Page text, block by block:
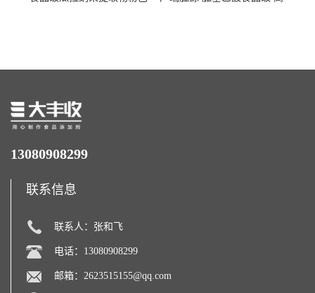
13080908299
联系信息
联系人：张和飞
电话：13080908299
邮箱： 2623515155@qq.com